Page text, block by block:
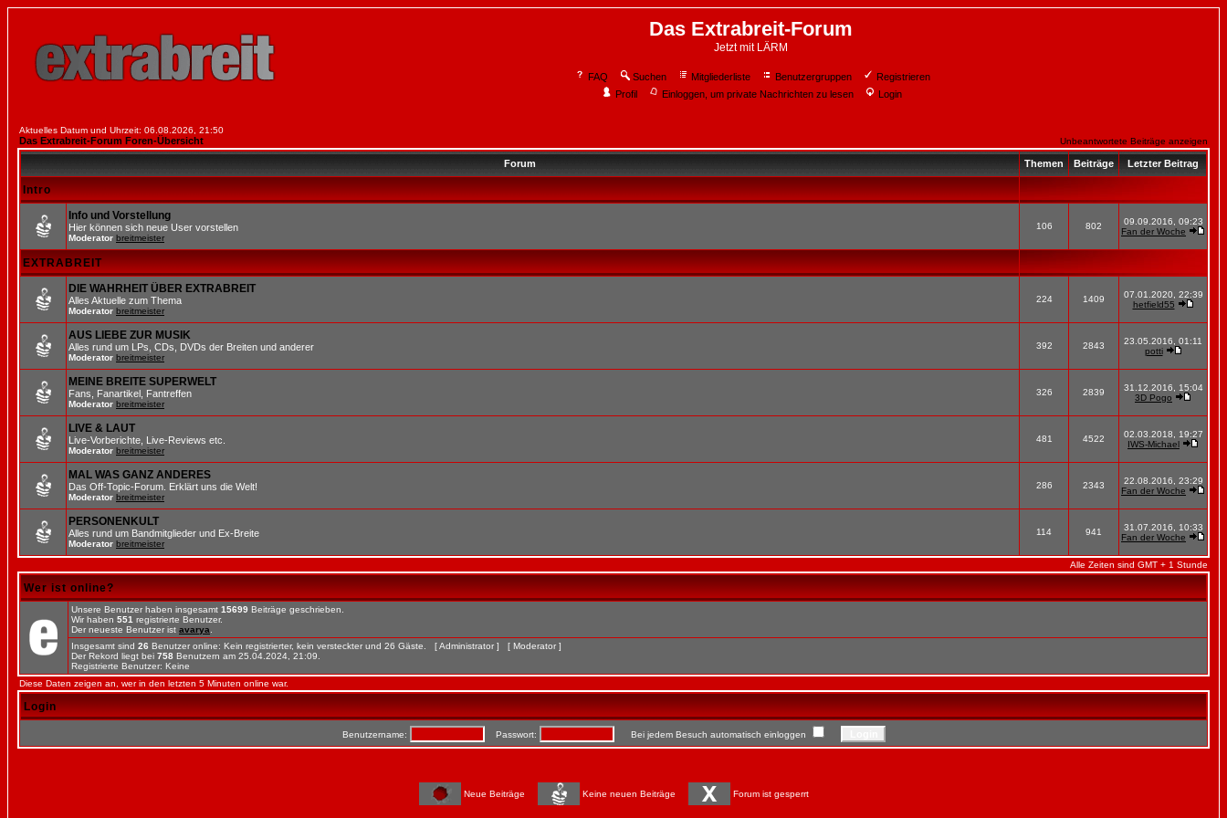
Das Extrabreit-Forum
Jetzt mit LÄRM
FAQ Suchen Mitgliederliste Benutzergruppen
Registrieren
Profil
Einloggen, um private Nachrichten zu lesen Login
Aktuelles Datum und Uhrzeit: 06.08.2026, 21:50
Das Extrabreit-Forum Foren-Übersicht Unbeantwortete Beiträge anzeigen
Forum Themen Beiträge Letzter Beitrag
Intro
Info und Vorstellung
Hier können sich neue User vorstellen
Moderator breitmeister
106 802
09.09.2016, 09:23
Fan der Woche
EXTRABREIT
DIE WAHRHEIT ÜBER EXTRABREIT
Alles Aktuelle zum Thema
Moderator breitmeister
224 1409
07.01.2020, 22:39
hetfield55
AUS LIEBE ZUR MUSIK
Alles rund um LPs, CDs, DVDs der Breiten und anderer
Moderator breitmeister
392 2843
23.05.2016, 01:11
potti
MEINE BREITE SUPERWELT
Fans, Fanartikel, Fantreffen
Moderator breitmeister
326 2839
31.12.2016, 15:04
3D Pogo
LIVE & LAUT
Live-Vorberichte, Live-Reviews etc.
Moderator breitmeister
481 4522
02.03.2018, 19:27
IWS-Michael
MAL WAS GANZ ANDERES
Das Off-Topic-Forum. Erklärt uns die Welt!
Moderator breitmeister
286 2343
22.08.2016, 23:29
Fan der Woche
PERSONENKULT
Alles rund um Bandmitglieder und Ex-Breite
Moderator breitmeister
114 941
31.07.2016, 10:33
Fan der Woche
Alle Zeiten sind GMT + 1 Stunde
Wer ist online?
Unsere Benutzer haben insgesamt 15699 Beiträge geschrieben.
Wir haben 551 registrierte Benutzer.
Der neueste Benutzer ist avarya
Insgesamt sind 26 Benutzer online: Kein registrierter, kein versteckter und 26 Gäste. [Administrator ] [ Moderator ]
Der Rekord liegt bei 758 Benutzern am 25.04.2024, 21:09.
Registrierte Benutzer: Keine
Diese Daten zeigen an, wer in den letzten 5 Minuten online war.
Login
Benutzername: Passwort: Bei jedem Besuch automatisch einloggen
Neue Beiträge Keine neuen Beiträge Forum ist gesperrt